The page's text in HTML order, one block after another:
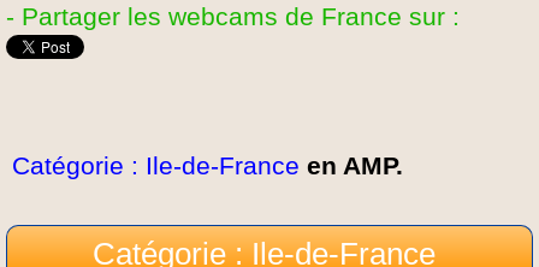
- Partager les webcams de France sur :
Catégorie : Ile-de-France en AMP.
Catégorie : Ile-de-France